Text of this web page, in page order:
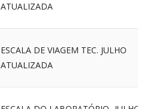
ATUALIZADA
ESCALA DE VIAGEM TEC. JULHO
ATUALIZADA